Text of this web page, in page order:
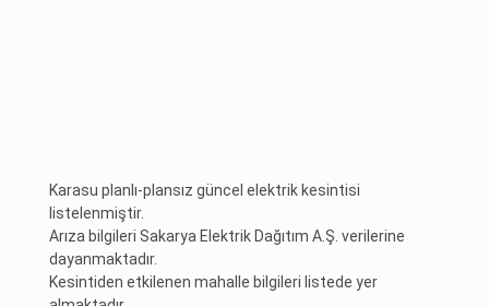
Karasu planlı-plansız güncel elektrik kesintisi
listelenmiştir.
Arıza bilgileri Sakarya Elektrik Dağıtım A.Ş. verilerine
dayanmaktadır.
Kesintiden etkilenen mahalle bilgileri listede yer